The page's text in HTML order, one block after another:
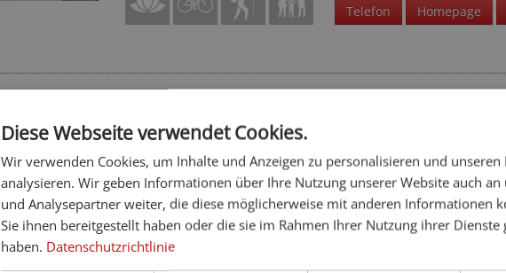
Telefon Homepage
Aparthotel Viktoria
Dolomiten - Kastelruth
Renoviertes Aparthotel mit Panoramablick: Ein Ort zum
mitten in den Dolomiten!
Spezialisiert auf
ab 60,-
Diese Webseite verwendet Cookies.
Wir verwenden Cookies, um Inhalte und Anzeigen zu personalisieren und unseren
analysieren. Wir geben Informationen über Ihre Nutzung unserer Website auch an
und Analysepartner weiter, die diese möglicherweise mit anderen Informationen
Sie ihnen bereitgestellt haben oder die sie im Rahmen Ihrer Nutzung ihrer Dienste
haben. Datenschutzrichtlinie